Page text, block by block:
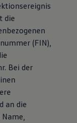
die
(FIN),
Bei der
an die